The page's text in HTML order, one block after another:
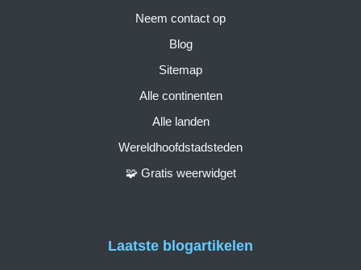
Neem contact op
Blog
Sitemap
Alle continenten
Alle landen
Wereldhoofdstadsteden
🧩 Gratis weerwidget
Laatste blogartikelen